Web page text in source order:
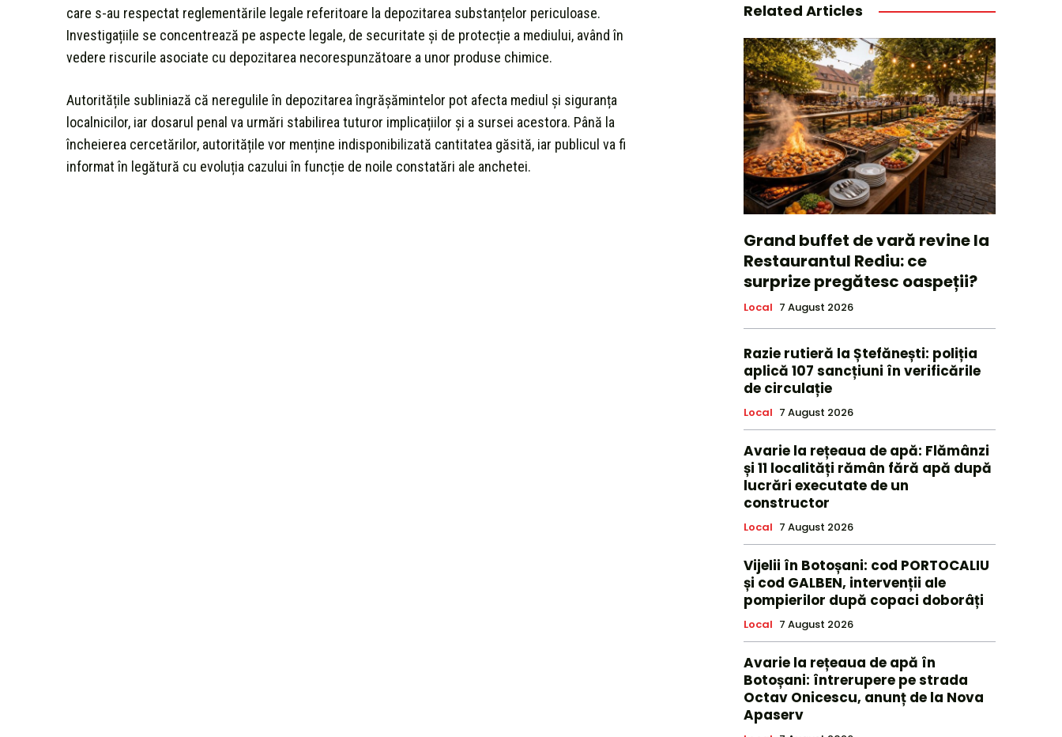
care s-au respectat reglementările legale referitoare la depozitarea substanțelor periculoase.
Investigațiile se concentrează pe aspecte legale, de securitate și de protecție a mediului, având în
vedere riscurile asociate cu depozitarea necorespunzătoare a unor produse chimice.
Autoritățile subliniază că neregulile în depozitarea îngrășămintelor pot afecta mediul și siguranța
localnicilor, iar dosarul penal va urmări stabilirea tuturor implicațiilor și a sursei acestora. Până la
încheierea cercetărilor, autoritățile vor menține indisponibilizată cantitatea găsită, iar publicul va fi
informat în legătură cu evoluția cazului în funcție de noile constatări ale anchetei.
Related Articles
Grand buffet de vară revine la
Restaurantul Rediu: ce
surprize pregătesc oaspeții?
Local 7 August 2026
Razie rutieră la Ștefănești: poliția
aplică 107 sancțiuni în verificările
de circulație
Local 7 August 2026
Avarie la rețeaua de apă: Flămânzi
și 11 localități rămân fără apă după
lucrări executate de un
constructor
Local 7 August 2026
Vijelii în Botoșani: cod PORTOCALIU
și cod GALBEN, intervenții ale
pompierilor după copaci doborâți
Local 7 August 2026
Avarie la rețeaua de apă în
Botoșani: întrerupere pe strada
Octav Onicescu, anunț de la Nova
Apaserv